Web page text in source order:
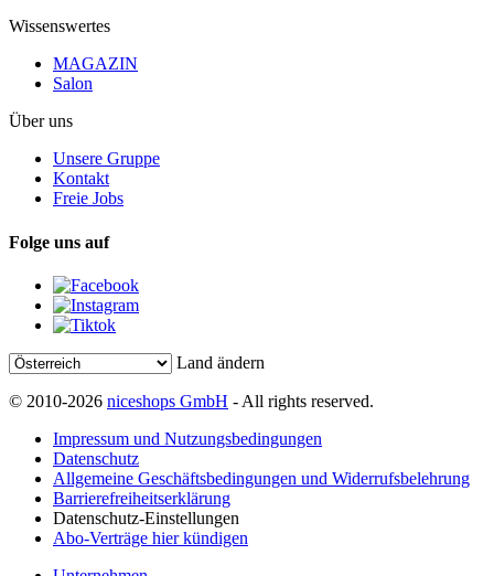
Wissenswertes
MAGAZIN
Salon
Über uns
Unsere Gruppe
Kontakt
Freie Jobs
Folge uns auf
Land ändern
© 2010-2026 niceshops GmbH - All rights reserved.
Impressum und Nutzungsbedingungen
Datenschutz
Allgemeine Geschäftsbedingungen und Widerrufsbelehrung
Barrierefreiheitserklärung
Datenschutz-Einstellungen
Abo-Verträge hier kündigen